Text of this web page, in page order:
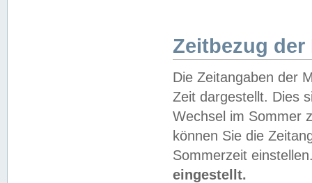
Zeitbezug der
Die Zeitangaben der
Zeit dargestellt. Dies
Wechsel im Sommer
können Sie die
Sommerzeit
eingestellt.